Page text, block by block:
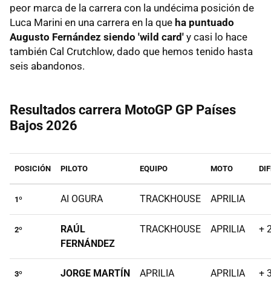
peor marca de la carrera con la undécima posición de
Luca Marini en una carrera en la que ha puntuado
Augusto Fernández siendo 'wild card' y casi lo hace
también Cal Crutchlow, dado que hemos tenido hasta
seis abandonos.
Resultados carrera MotoGP GP Países
Bajos 2026
POSICIÓN PILOTO EQUIPO MOTO
1º AI OGURA TRACKHOUSE APRILIA
2º
RAÚL
FERNÁNDEZ
TRACKHOUSE APRILIA +
3º JORGE MARTÍN APRILIA APRILIA +